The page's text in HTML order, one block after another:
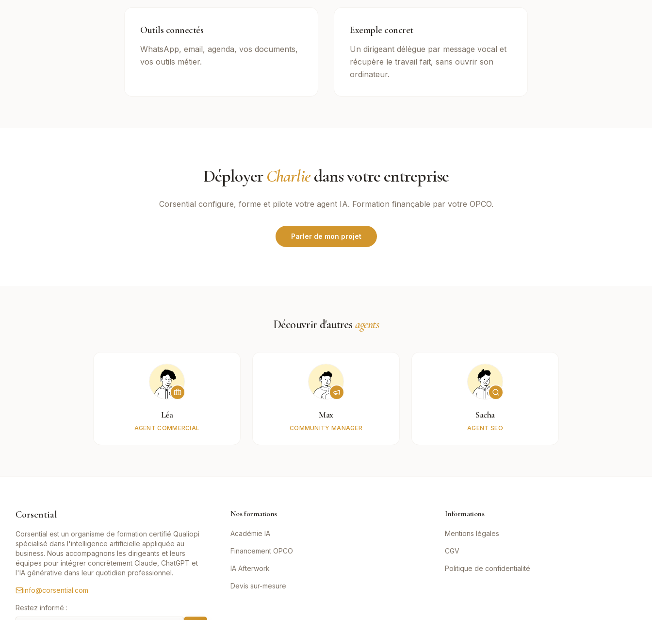
Outils connectés
WhatsApp, email, agenda, vos documents,
vos outils métier.
Exemple concret
Un dirigeant délègue par message vocal et
récupère le travail fait, sans ouvrir son
ordinateur.
DéployerCharliedans votre entreprise
Corsential configure, forme et pilote votre agent IA. Formation finançable par votre OPCO.
Parler de mon projet
Découvrir d'autres agents
Léa
AGENT COMMERCIAL
Max
COMMUNITY MANAGER
Sacha
AGENT SEO
Corsential
Corsential est un organisme de formation certifié Qualiopi
spécialisé dans l'intelligence artificielle appliquée au
business. Nous accompagnons les dirigeants et leurs
équipes pour intégrer concrètement Claude, ChatGPT et
l'IA générative dans leur quotidien professionnel.
info@corsential.com
Restez informé :
Nos formations
Académie IA
Financement OPCO
IA Afterwork
Devis sur-mesure
Informations
Mentions légales
CGV
Politique de confidentialité